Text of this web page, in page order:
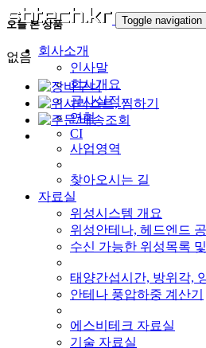
Toggle navigation
회사소개
인사말
회사개요
공사실적
연혁
CI
사업영역
찾아오시는 길
자료실
위성시스템 개요
위성안테나, 헤드엔드
수신 가능한 위성목록
태양간섭시간, 방위각,
안테나 풍압하중 계산기
에스비테크 자료실
기술 자료실
오늘 본 상품
없음